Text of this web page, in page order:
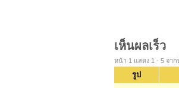
เห็นผลเร็ว
หน้า 1 แสดง 1 - 5 จา
รูป